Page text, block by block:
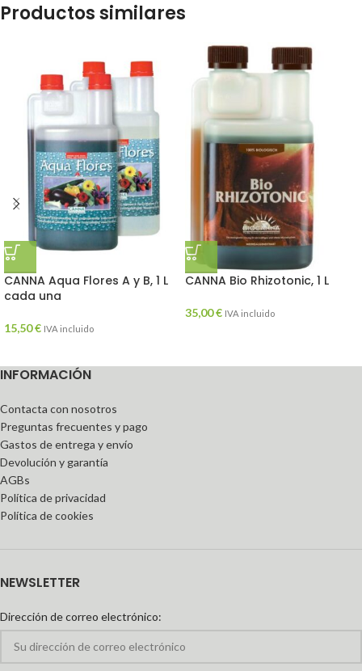
Productos similares
CANNA Aqua Flores A y B, 1 L
cada una
15,50€ IVA incluido
CANNA Bio Rhizotonic, 1 L
35,00€ IVA incluido
INFORMACIÓN
Contacta con nosotros
Preguntas frecuentes y pago
Gastos de entrega y envío
Devolución y garantía
AGBs
Política de privacidad
Política de cookies
NEWSLETTER
Dirección de correo electrónico: